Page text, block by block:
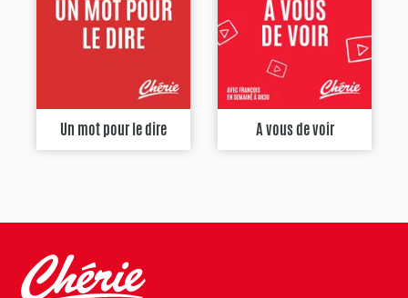
Un mot pour le dire A vous de voir